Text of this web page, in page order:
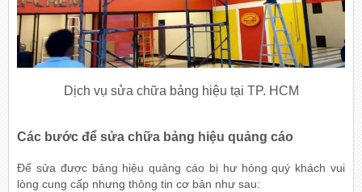
Dịch vụ sửa chữa bảng hiệu tại TP. HCM
Các bước để sửa chữa bảng hiệu quảng cáo
Để sửa được bảng hiệu quảng cáo bị hư hỏng quý khách vui
lòng cung cấp nhưng thông tin cơ bản như sau: